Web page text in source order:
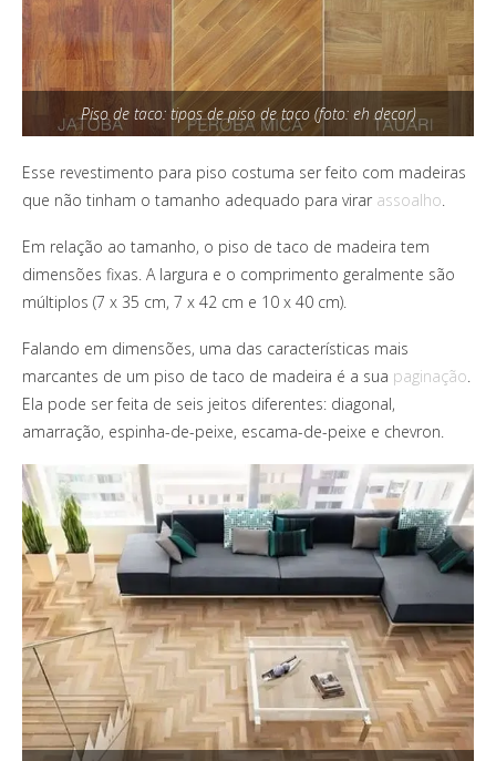
Piso de taco: tipos de piso de taco (foto: eh decor)
Esse revestimento para piso costuma ser feito com madeiras
que não tinham o tamanho adequado para virar assoalho.
Em relação ao tamanho, o piso de taco de madeira tem
dimensões fixas. A largura e o comprimento geralmente são
múltiplos (7 x 35 cm, 7 x 42 cm e 10 x 40 cm).
Falando em dimensões, uma das características mais
marcantes de um piso de taco de madeira é a sua paginação.
Ela pode ser feita de seis jeitos diferentes: diagonal,
amarração, espinha-de-peixe, escama-de-peixe e chevron.